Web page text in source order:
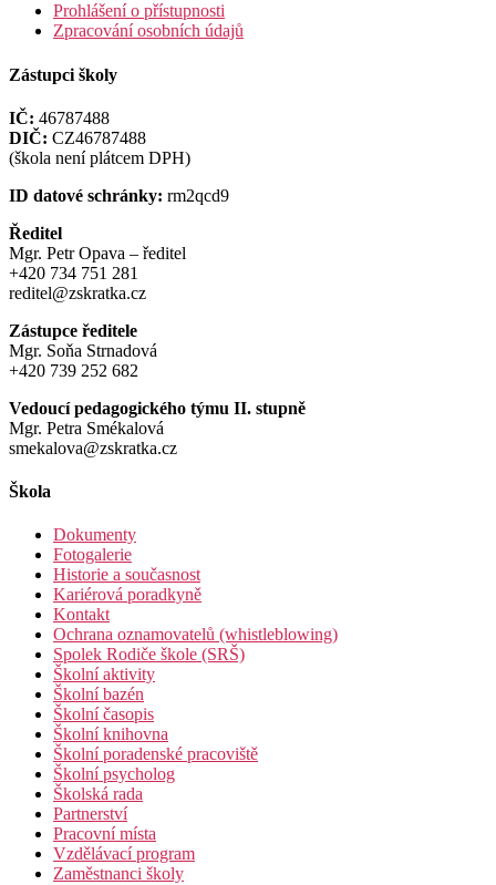
Prohlášení o přístupnosti
Zpracování osobních údajů
Zástupci školy
IČ: 46787488
DIČ: CZ46787488
(škola není plátcem DPH)
ID datové schránky: rm2qcd9
Ředitel
Mgr. Petr Opava – ředitel
+420 734 751 281
reditel@zskratka.cz
Zástupce ředitele
Mgr. Soňa Strnadová
+420 739 252 682
Vedoucí pedagogického týmu II. stupně
Mgr. Petra Smékalová
smekalova@zskratka.cz
Škola
Dokumenty
Fotogalerie
Historie a současnost
Kariérová poradkyně
Kontakt
Ochrana oznamovatelů (whistleblowing)
Spolek Rodiče škole (SRŠ)
Školní aktivity
Školní bazén
Školní časopis
Školní knihovna
Školní poradenské pracoviště
Školní psycholog
Školská rada
Partnerství
Pracovní místa
Vzdělávací program
Zaměstnanci školy